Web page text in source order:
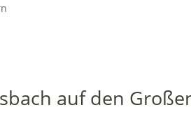
auf den